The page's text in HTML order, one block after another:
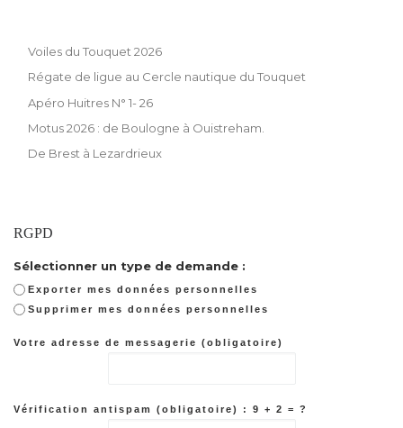
Voiles du Touquet 2026
Régate de ligue au Cercle nautique du Touquet
Apéro Huitres N° 1- 26
Motus 2026 : de Boulogne à Ouistreham.
De Brest à Lezardrieux
RGPD
Sélectionner un type de demande :
Exporter mes données personnelles
Supprimer mes données personnelles
Votre adresse de messagerie (obligatoire)
Vérification antispam (obligatoire) : 9 + 2 = ?